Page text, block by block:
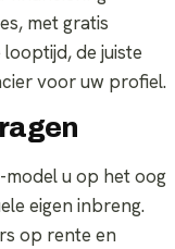
met gratis
de juiste
voor uw profiel.
u op het oog
eigen inbreng.
op rente en